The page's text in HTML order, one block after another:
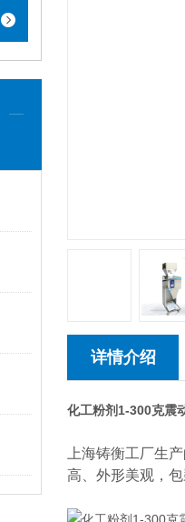
详情介绍
化工粉剂1-300克震
上海铸衡工厂生
高、外形美观，